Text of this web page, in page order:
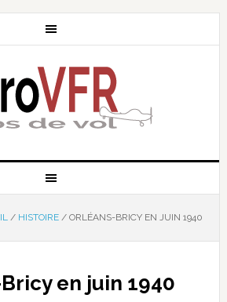
/ HISTOIRE /ORLÉANS-BRICY EN JUIN 1940
en juin 1940